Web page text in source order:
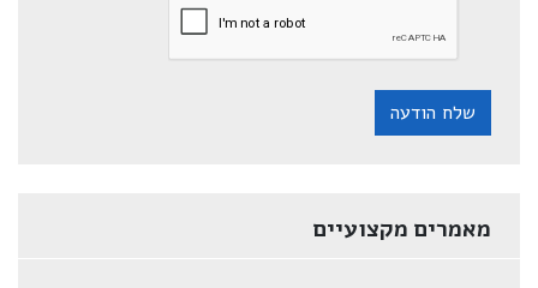
שלח הודעה
מאמרים מקצועיים